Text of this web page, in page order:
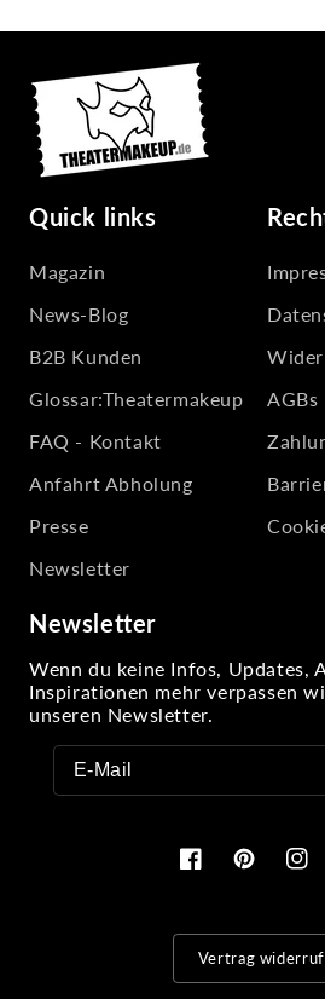
Quick links
Magazin
News-Blog
B2B Kunden
Glossar:Theatermakeup
FAQ - Kontakt
Anfahrt Abholung
Presse
Newsletter
AGBs
Newsletter
Wenn du keine Infos, Updates,
Inspirationen mehr verpassen
unseren Newsletter.
FacebookPinterest
Vertrag